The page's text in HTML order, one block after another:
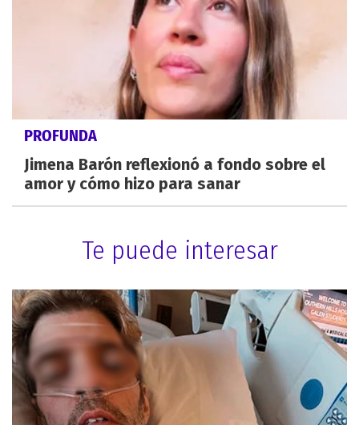
PROFUNDA
Jimena Barón reflexionó a fondo sobre el
amor y cómo hizo para sanar
Te puede interesar